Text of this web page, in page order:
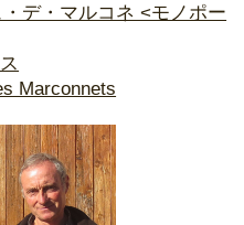
デ・マルコネ <モノポー
Marconnets